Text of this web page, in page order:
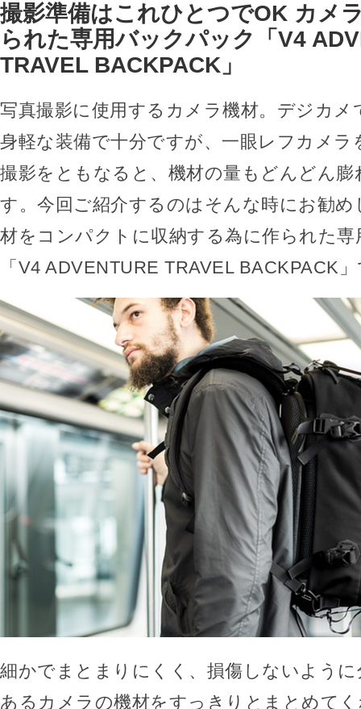
撮影準備はこれひとつでOK カメ
られた専用バックパック「V4
TRAVEL BACKPACK」
写真撮影に使用するカメラ機材。デジカメ
身軽な装備で十分ですが、一眼レフカメラ
撮影をともなると、機材の量もどんどん
す。今回ご紹介するのはそんな時にお勧
材をコンパクトに収納する為に作られた
「V4 ADVENTURE TRAVEL BACKPACK
細かでまとまりにくく、損傷しないよう
あるカメラの機材をすっきりとまとめて